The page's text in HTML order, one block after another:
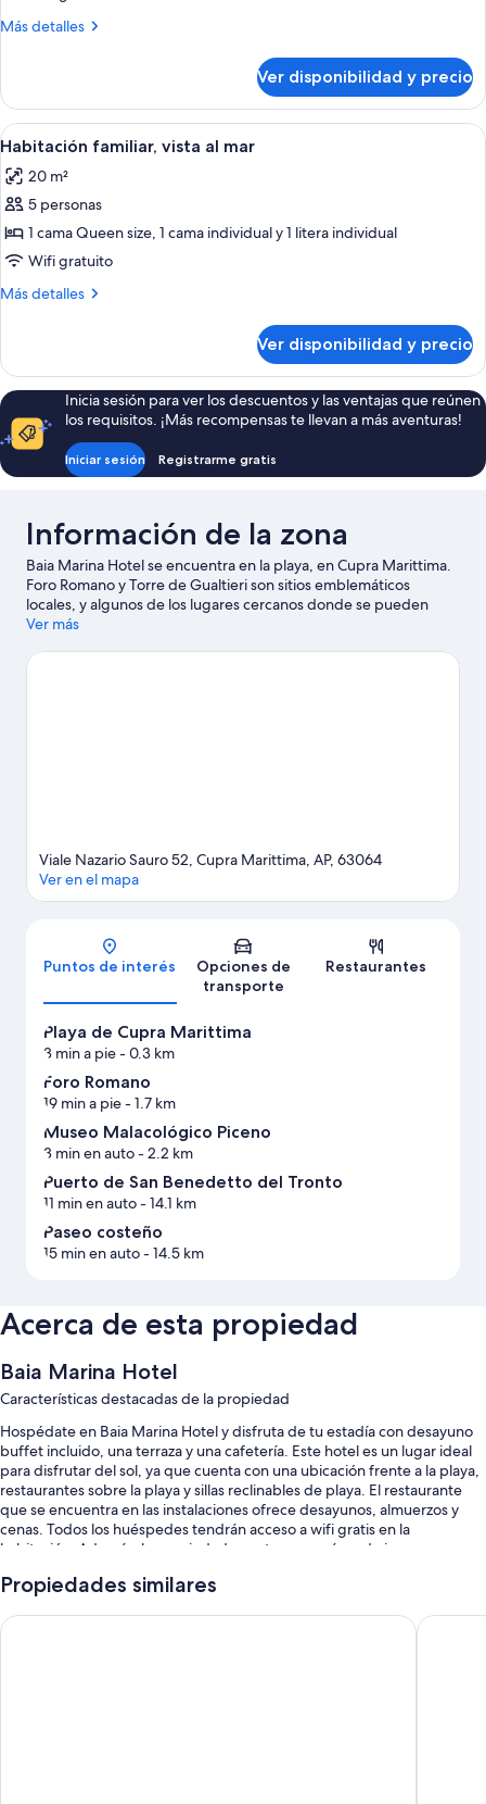
cuádruple
al
mar
Más detalles
Más
cuádruple
Deluxe,
vista
mar
Ver disponibilidad y precio
Ver
todas
las
fotos
de
Habitación
familiar,
mar
Habitación de hotel con una cama
4
Habitación familiar, vista al mar
20 m²
5 personas
1 cama Queen size, 1 cama individual y 1 litera individual
Wifi gratuito
Más detalles
Más
familiar,
vista
al
mar
Ver disponibilidad y precio
Inicia sesión para ver los descuentos y las ventajas que reúnen
los requisitos. ¡Más recompensas te llevan a más aventuras!
Iniciar sesión Registrarme gratis
Información de la zona
Baia Marina Hotel se encuentra en la playa, en Cupra Marittima.
Foro Romano y Torre de Gualtieri son sitios emblemáticos
locales, y algunos de los lugares cercanos donde se pueden
hacer actividades incluyen Cossignani L.E. Tempo y Puerto de
Malacológico Piceno y Museo del Mar. En la zona puedes
Ver más
Mapa
Viale Nazario Sauro 52, Cupra Marittima, AP, 63064
Ver en el mapa
Puntos de interés
Opciones de
transporte
Restaurantes
Playa de Cupra Marittima
3 min a pie- 0.3 km
Foro Romano
19 min a pie- 1.7 km
Museo Malacológico Piceno
3 min en auto- 2.2 km
Puerto de San Benedetto del Tronto
11 min en auto- 14.1 km
Paseo costeño
15 min en auto- 14.5 km
Acerca de esta propiedad
Baia Marina Hotel
Características destacadas de la propiedad
Hospédate en Baia Marina Hotel y disfruta de tu estadía con desayuno
buffet incluido, una terraza y una cafetería. Este hotel es un lugar ideal
para disfrutar del sol, ya que cuenta con una ubicación frente a la playa,
restaurantes sobre la playa y sillas reclinables de playa. El restaurante
que se encuentra en las instalaciones ofrece desayunos, almuerzos y
cenas. Todos los huéspedes tendrán acceso a wifi gratis en la
habitación. Además, la propiedad cuenta con un área de juegos para
También encontrarás los siguientes beneficios:
Propiedades similares
Smeraldo Suites & Spa